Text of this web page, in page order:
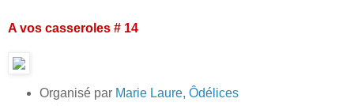
A vos casseroles # 14
Organisé par Marie Laure, Ôdélices